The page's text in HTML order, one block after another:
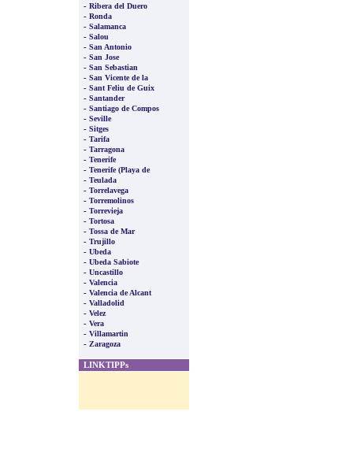
- Ribera del Duero
- Ronda
- Salamanca
- Salou
- San Antonio
- San Jose
- San Sebastian
- San Vicente de la
- Sant Feliu de Guix
- Santander
- Santiago de Compos
- Seville
- Sitges
- Tarifa
- Tarragona
- Tenerife
- Tenerife (Playa de
- Teulada
- Torrelavega
- Torremolinos
- Torrevieja
- Tortosa
- Tossa de Mar
- Trujillo
- Ubeda
- Ubeda Sabiote
- Uncastillo
- Valencia
- Valencia de Alcant
- Valladolid
- Velez
- Vera
- Villamartin
- Zaragoza
LINKTIPPs